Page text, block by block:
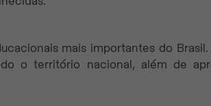
mais importantes do
o território nacional, além de